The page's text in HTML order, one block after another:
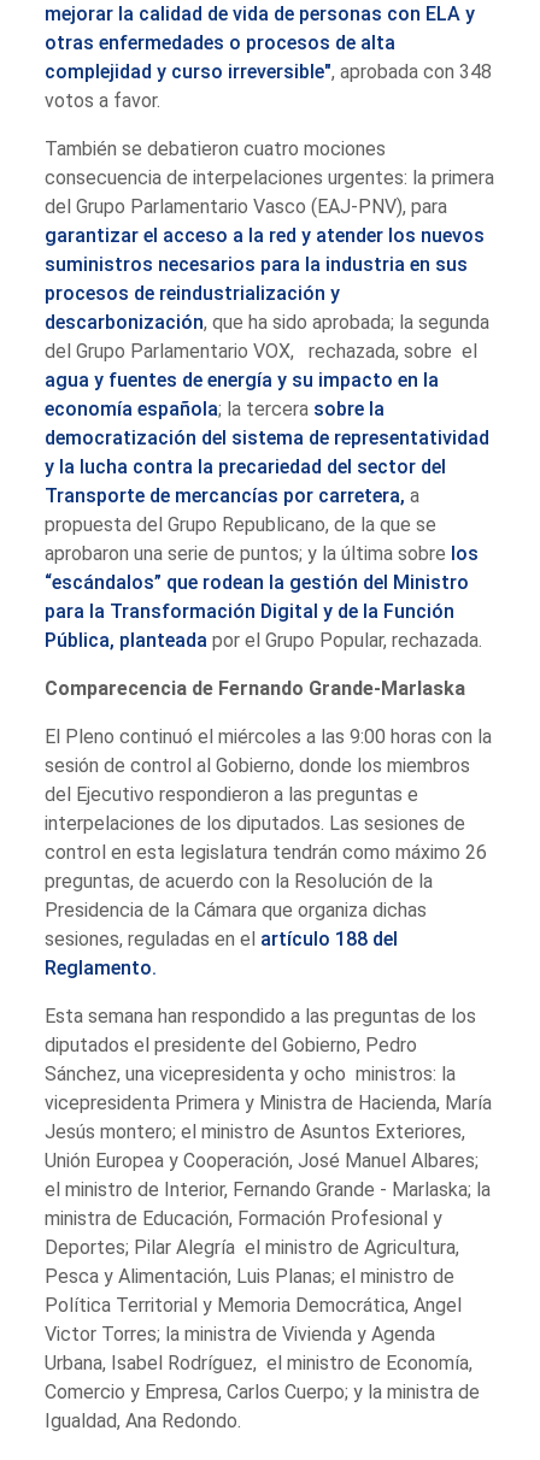
mejorar la calidad de vida de personas con ELA y
otras enfermedades o procesos de alta
complejidad y curso irreversible", aprobada con 348
votos a favor.
También se debatieron cuatro mociones
consecuencia de interpelaciones urgentes: la primera
del Grupo Parlamentario Vasco (EAJ-PNV), para
garantizar el acceso a la red y atender los nuevos
suministros necesarios para la industria en sus
procesos de reindustrialización y
descarbonización, que ha sido aprobada; la segunda
del Grupo Parlamentario VOX, rechazada, sobre el
agua y fuentes de energía y su impacto en la
economía española; la tercera sobre la
democratización del sistema de representatividad
y la lucha contra la precariedad del sector del
Transporte de mercancías por carretera, a
propuesta del Grupo Republicano, de la que se
aprobaron una serie de puntos; y la última sobre los
“escándalos” que rodean la gestión del Ministro
para la Transformación Digital y de la Función
Pública, planteada por el Grupo Popular, rechazada.
Comparecencia de Fernando Grande-Marlaska
El Pleno continuó el miércoles a las 9:00 horas con la
sesión de control al Gobierno, donde los miembros
del Ejecutivo respondieron a las preguntas e
interpelaciones de los diputados. Las sesiones de
control en esta legislatura tendrán como máximo 26
preguntas, de acuerdo con la Resolución de la
Presidencia de la Cámara que organiza dichas
sesiones, reguladas en el artículo 188 del
Reglamento.
Esta semana han respondido a las preguntas de los
diputados el presidente del Gobierno, Pedro
Sánchez, una vicepresidenta y ocho ministros: la
vicepresidenta Primera y Ministra de Hacienda, María
Jesús montero; el ministro de Asuntos Exteriores,
Unión Europea y Cooperación, José Manuel Albares;
el ministro de Interior, Fernando Grande - Marlaska; la
ministra de Educación, Formación Profesional y
Deportes; Pilar Alegría el ministro de Agricultura,
Pesca y Alimentación, Luis Planas; el ministro de
Política Territorial y Memoria Democrática, Angel
Victor Torres; la ministra de Vivienda y Agenda
Urbana, Isabel Rodríguez, el ministro de Economía,
Comercio y Empresa, Carlos Cuerpo; y la ministra de
Igualdad, Ana Redondo.